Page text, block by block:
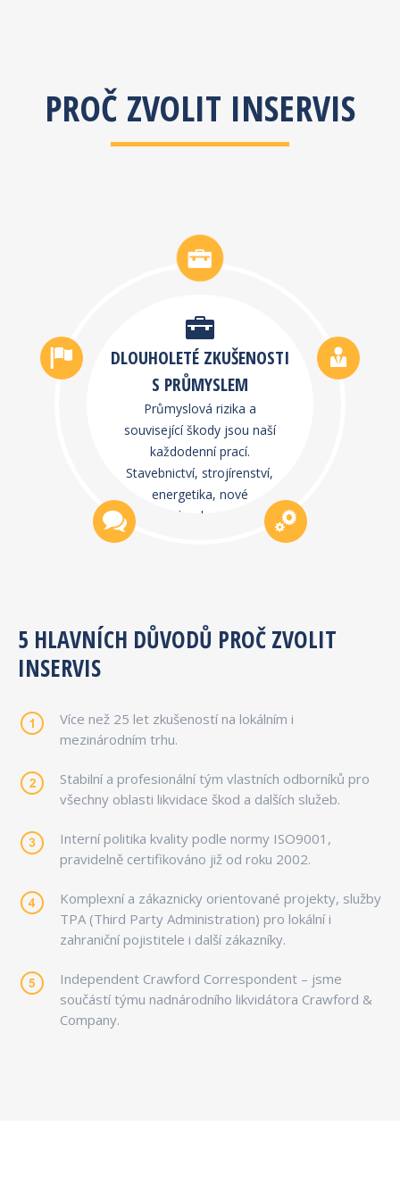
PROČ ZVOLIT INSERVIS
DLOUHOLETÉ ZKUŠENOSTI
S PRŮMYSLEM
Průmyslová rizika a
související škody jsou naší
každodenní prací.
Stavebnictví, strojírenství,
energetika, nové
technologie…
5 HLAVNÍCH DŮVODŮ PROČ ZVOLIT
INSERVIS
Více než 25 let zkušeností na lokálním i
mezinárodním trhu.
Stabilní a profesionální tým vlastních odborníků pro
všechny oblasti likvidace škod a dalších služeb.
Interní politika kvality podle normy ISO9001,
pravidelně certifikováno již od roku 2002.
Komplexní a zákaznicky orientované projekty, služby
TPA (Third Party Administration) pro lokální i
zahraniční pojistitele i další zákazníky.
Independent Crawford Correspondent – jsme
součástí týmu nadnárodního likvidátora Crawford &
Company.